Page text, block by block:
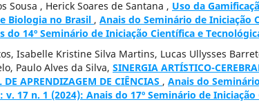
Sousa , Herick Soares de Santana , Uso da
Biologia no Brasil , Anais do Seminário de Iniciação
do 14º Seminário de Iniciação Científica e
Isabelle Kristine Silva Martins, Lucas Ullysses
Paulo Alves da Silva, SINERGIA ARTÍSTICO-
DE APRENDIZAGEM DE CIÊNCIAS , Anais do
v. 17 n. 1 (2024): Anais do 17º Seminário de